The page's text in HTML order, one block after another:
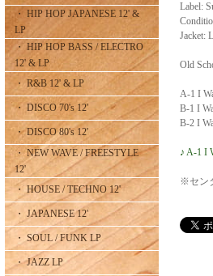
・ HIP HOP JAPANESE 12' &
LP
・ HIP HOP BASS / ELECTRO
12' & LP
・ R&B 12' & LP
・ DISCO 70's 12'
・ DISCO 80's 12'
・ NEW WAVE / FREESTYLE
12'
・ HOUSE / TECHNO 12'
・ JAPANESE 12'
・ SOUL / FUNK LP
・ JAZZ LP
Label:
Jacket:
Old
A-1 I
B-1 I
B-2 I
♪ A-1 I
※セン